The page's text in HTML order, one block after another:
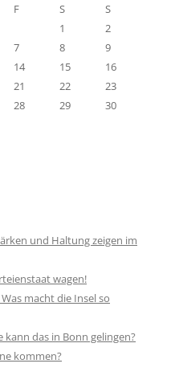
F S
S
1
2
7 8
9
14 15
16
21 22
23
28 29
30
und Haltung zeigen im
wagen!
macht die Insel so
das in Bonn gelingen?
kommen?